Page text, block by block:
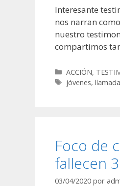
Interesante
nos narran
nuestro
compartimos
Categorías
ACCIÓN,
Etiquetas
jóvenes,
Foco de
fallecen
03/04/2020 por